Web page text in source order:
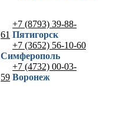
+7 (8793) 39-88-
61 Пятигорск
+7 (3652) 56-10-60
Симферополь
+7 (4732) 00-03-
59 Воронеж